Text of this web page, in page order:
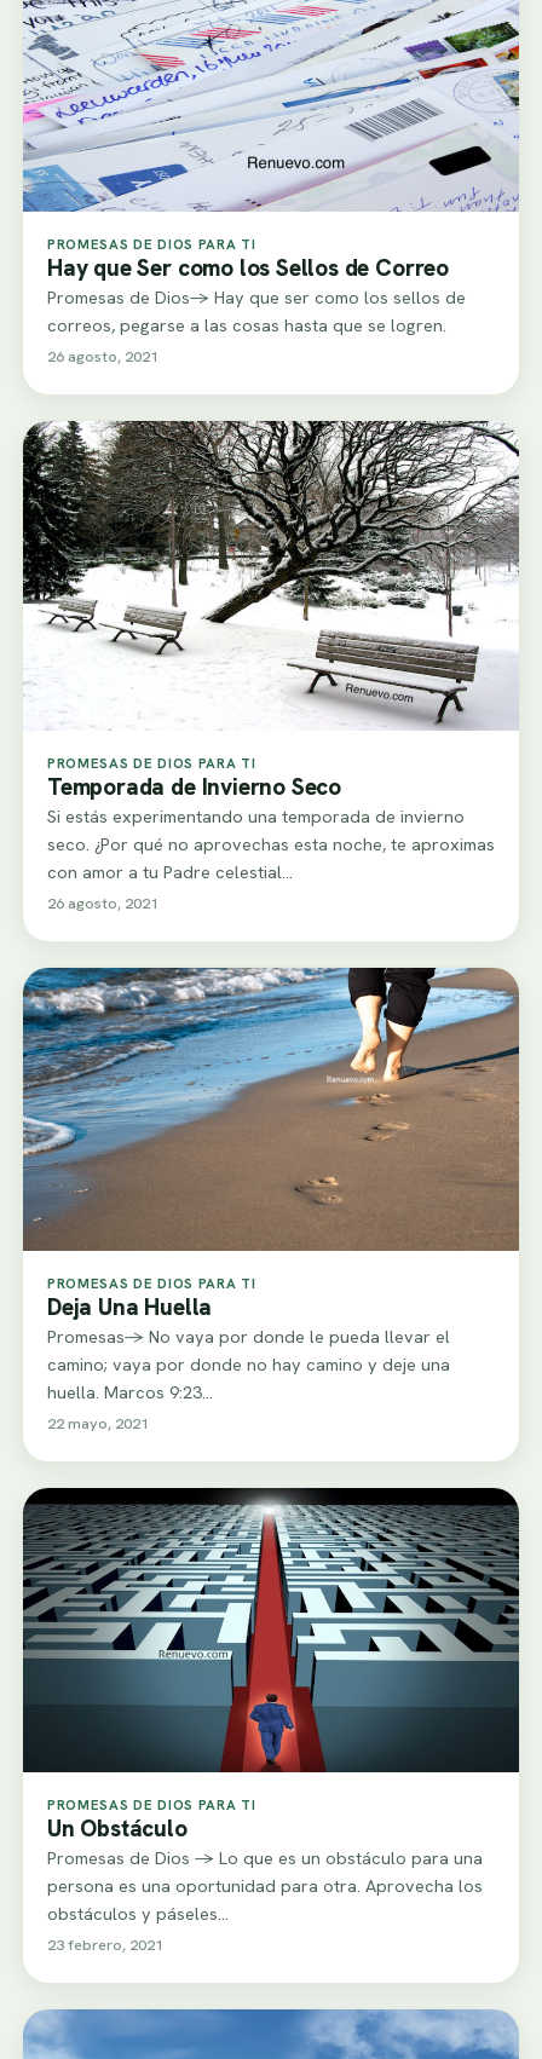
PROMESAS DE DIOS PARA TI
Hay que Ser como los Sellos de Correo
Promesas de Dios-> Hay que ser como los sellos de
correos, pegarse a las cosas hasta que se logren.
26 agosto, 2021
PROMESAS DE DIOS PARA TI
Temporada de Invierno Seco
Si estás experimentando una temporada de invierno
seco. ¿Por qué no aprovechas esta noche, te aproximas
con amor a tu Padre celestial…
26 agosto, 2021
PROMESAS DE DIOS PARA TI
Deja Una Huella
Promesas-> No vaya por donde le pueda llevar el
camino; vaya por donde no hay camino y deje una
huella. Marcos 9:23…
22 mayo, 2021
PROMESAS DE DIOS PARA TI
Un Obstáculo
Promesas de Dios -> Lo que es un obstáculo para una
persona es una oportunidad para otra. Aprovecha los
obstáculos y páseles…
23 febrero, 2021